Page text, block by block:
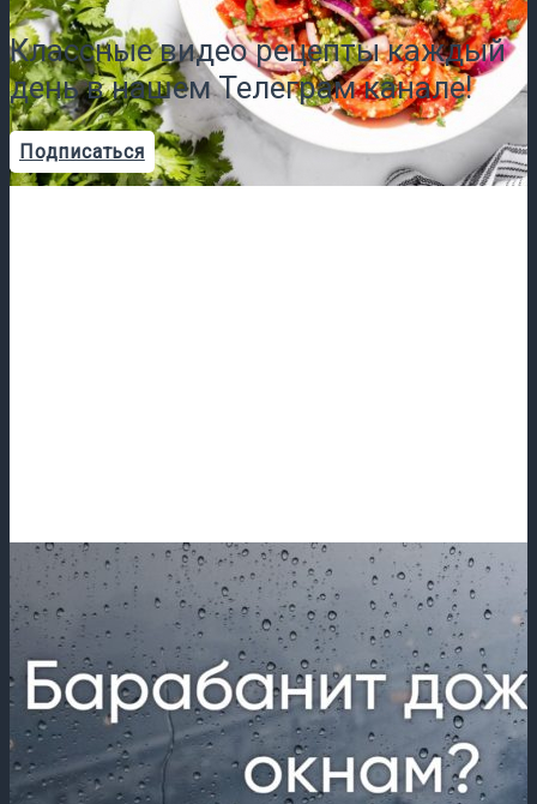
Классные видео рецепты каждый
день в нашем Телеграм канале!
Подписаться